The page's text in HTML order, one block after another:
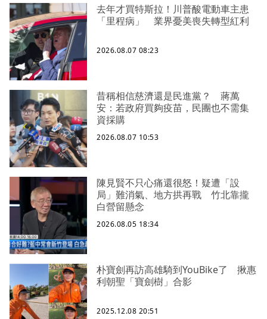
去年才買特斯拉！川普酸電動車主患
「里程病」 業界憂美喪失轉型紅利
2026.08.07 08:23
昔稱相信慈濟還是民進黨？ 蔣萬
安：若政府買夠疫苗，民團也不需集
資採購
2026.08.07 10:53
陳見賢不只心痛還很怒！疑遭「設
局」難消氣、地方拱再戰 竹北靠攏
白營留懸念
2026.08.05 18:34
朴寶劍再訪高雄騎到YouBike了 揪惠
利朝聖「寶劍樹」合影
2025.12.08 20:51